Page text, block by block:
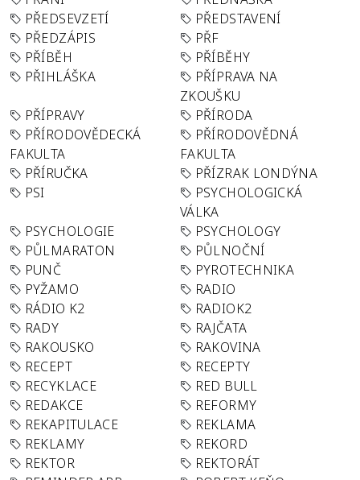
PŘEDSEVZETÍ
PŘEDSTAVENÍ
PŘEDZÁPIS
PŘF
PŘÍBĚH
PŘÍBĚHY
PŘIHLÁŠKA
PŘÍPRAVA NA
ZKOUŠKU
PŘÍPRAVY
PŘÍRODA
PŘÍRODOVĚDECKÁ
FAKULTA
PŘÍRODOVĚDNÁ
FAKULTA
PŘÍRUČKA
PŘÍZRAK LONDÝNA
PSI
PSYCHOLOGICKÁ
VÁLKA
PSYCHOLOGIE
PSYCHOLOGY
PŮLMARATON
PŮLNOČNÍ
PUNČ
PYROTECHNIKA
PYŽAMO
RADIO
RÁDIO K2
RADIOK2
RADY
RAJČATA
RAKOUSKO
RAKOVINA
RECEPT
RECEPTY
RECYKLACE
RED BULL
REDAKCE
REFORMY
REKAPITULACE
REKLAMA
REKLAMY
REKORD
REKTOR
REKTORÁT